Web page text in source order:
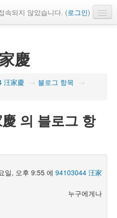
속되지 않았습니다. (로그인)
慶
汪家慶 → 블로그 항목 →
의 블로그 항
일, 오후 9:55 에 94103044 汪家
누구에게나